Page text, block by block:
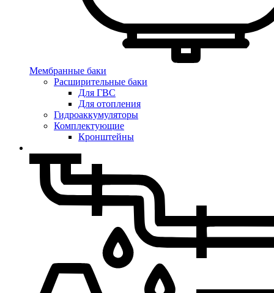
Мембранные баки
Расширительные баки
Для ГВС
Для отопления
Гидроаккумуляторы
Комплектующие
Кронштейны